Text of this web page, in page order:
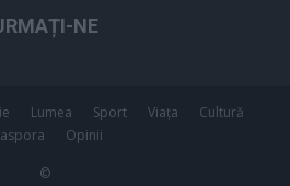
NE
Lumea Sport Viața
Cultură
Opinii
©